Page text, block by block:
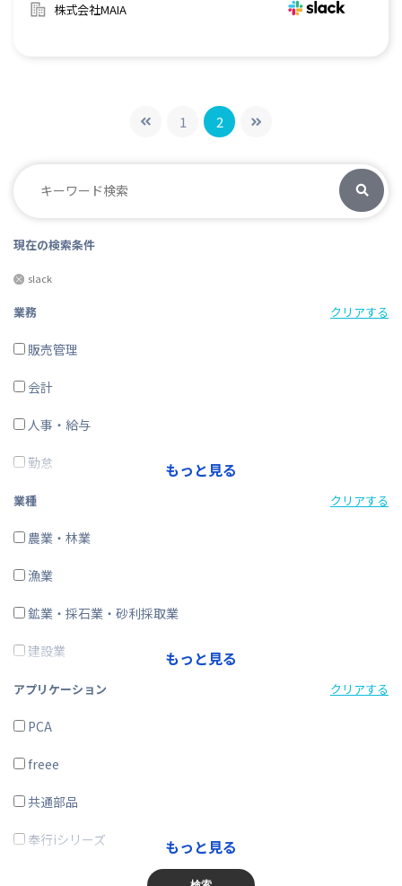
ため、期間限定プロジェクトでの利用などに便利です。
株式会社MAIA
1 2
現在の検索条件
slack
業務 クリアする
販売管理
会計
人事・給与
勤怠
経費精算
CRM・SFA
ERP
在庫購買
その他
もっと見る
業種 クリアする
農業・林業
漁業
鉱業・採石業・砂利採取業
建設業
製造業
電気・ガス・熱供給・水道業
情報通信業
運輸業、郵便業
卸売業、小売業
もっと見る
アプリケーション クリアする
PCA
freee
共通部品
奉行iシリーズ もっと見る